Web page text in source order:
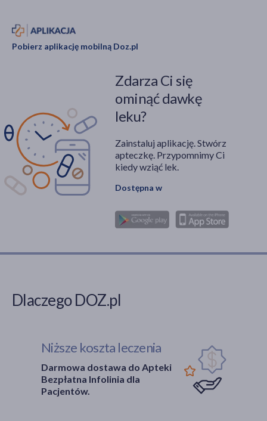
Pobierz aplikację mobilną Doz.pl
Zdarza Ci się
ominąć dawkę
leku?
Zainstaluj aplikację. Stwórz
apteczkę. Przypomnimy Ci
kiedy wziąć lek.
Dostępna w
Dlaczego DOZ.pl
Niższe koszta leczenia
Darmowa dostawa do Apteki
Bezpłatna Infolinia dla
Pacjentów.